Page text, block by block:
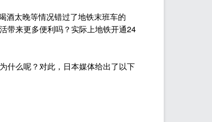
酒太晚等情况错过了地铁末班车的
带来更多便利吗？实际上地铁开通24
什么呢？对此，日本媒体给出了以下